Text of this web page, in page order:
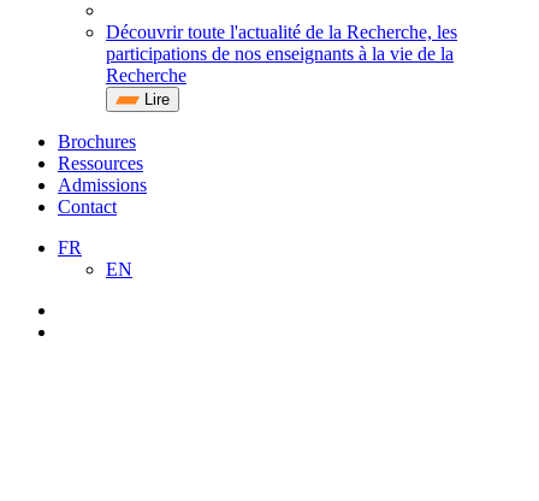
Découvrir toute l'actualité de la Recherche, les
participations de nos enseignants à la vie de la
Recherche
Lire
Brochures
Ressources
Admissions
Contact
FR
EN